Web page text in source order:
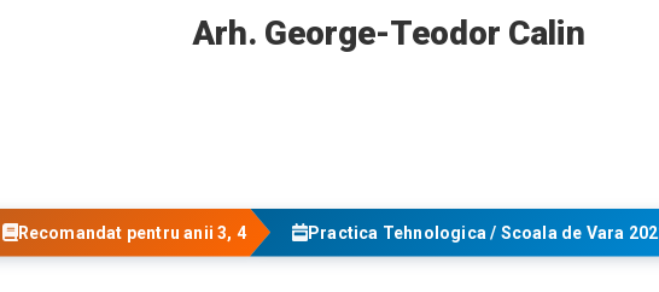
Arh. George-Teodor Calin
Recomandat pentru anii 3, 4 Practica Tehnologica / Scoala de Vara